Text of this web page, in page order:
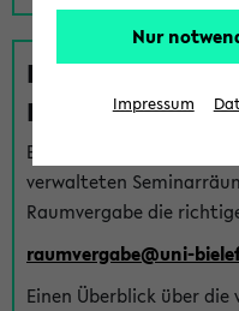
Fragen zu im
Räumen
Bei Fragen zur Vergabe
verwalteten
Raumvergabe die
raumvergabe@uni-
Einen Überblick über
Nur
Impressum